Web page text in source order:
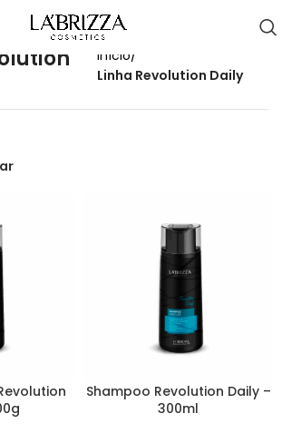
Início
Linha Revolution Daily
Shampoo Revolution Daily –
300ml